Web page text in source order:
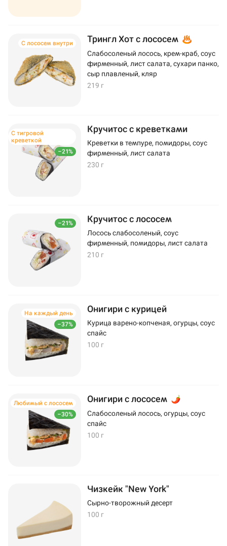
С лососем внутри Трингл Хот с лососем
Слабосоленый лосось, крем-краб, соус
фирменный, лист салата, сухари панко,
сыр плавленый, кляр
219 г
–21%
С тигровой
креветкой
Кручитос с креветками
Креветки в темпуре, помидоры, соус
фирменный, лист салата
230 г
–21% Кручитос с лососем
Лосось слабосоленый, соус
фирменный, помидоры, лист салата
210 г
–37%
На каждый день Онигири с курицей
Курица варено-копченая, огурцы, соус
спайс
100 г
–30%
Любимый с лососем Онигири с лососем
Слабосоленый лосось, огурцы, соус
спайс
100 г
Чизкейк "New York"
Сырно-творожный десерт
100 г